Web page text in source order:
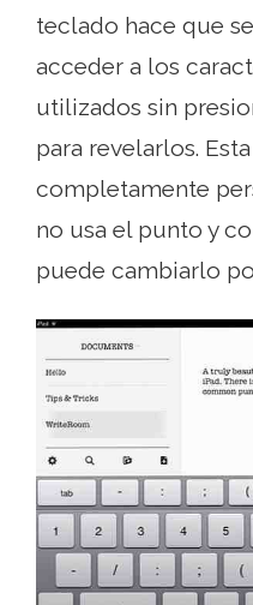
teclado hace que
acceder a los
utilizados sin
para revelarlos.
completamente
no usa el punto y
puede cambiarlo